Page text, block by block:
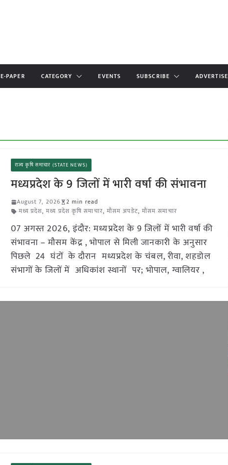
E-PAPER CATEGORY EVENTS SUBSCRIBE ADVERTISE
राज्य कृषि समाचार (STATE NEWS)
मध्यप्रदेश के 9 जिलों में भारी वर्षा की संभावना
August 7, 2026
2 min read
मध्य प्रदेश,मध्य प्रदेश कृषि समाचार, मौसम अपडेट, मौसम समाचार
07 अगस्त 2026, इंदौर: मध्यप्रदेश के 9 जिलों में भारी वर्षा की
संभावना – मौसम केंद्र , भोपाल से मिली जानकारी के अनुसार
पिछले 24 घंटों के दौरान मध्यप्रदेश के चंबल, रीवा, शहडोल
संभागों के जिलों में अधिकांश स्थानों पर; भोपाल, ग्वालियर ,